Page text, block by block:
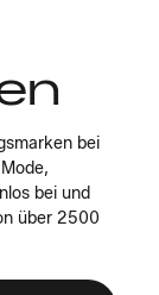
bei
bei und
über 2500